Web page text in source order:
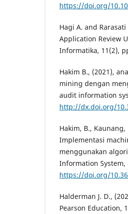
https://doi.org/
Hagi A. and
Application Review
Informatika, 11(2),
Hakim B., (2021),
mining dengan
audit information
http://dx.doi.org/
Hakim, B., Kaunang,
Implementasi
menggunakan
Information System,
https://doi.org/
Halderman J. D.,
Pearson Education,